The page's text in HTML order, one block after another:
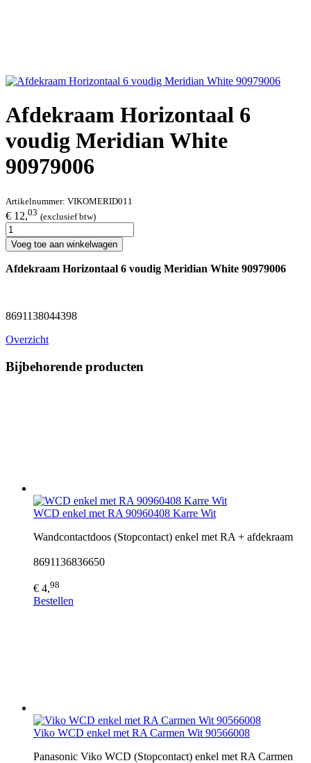
Afdekraam Horizontaal 6
voudig Meridian White
90979006
Artikelnummer: VIKOMERID011
€ 12,03 (exclusief btw)
Voeg toe aan winkelwagen
Afdekraam Horizontaal 6 voudig Meridian White 90979006
8691138044398
Overzicht
Bijbehorende producten
WCD enkel met RA 90960408 Karre Wit
Wandcontactdoos (Stopcontact) enkel met RA + afdekraam
8691136836650
€ 4,98
Bestellen
Viko WCD enkel met RA Carmen Wit 90566008
Panasonic Viko WCD (Stopcontact) enkel met RA Carmen